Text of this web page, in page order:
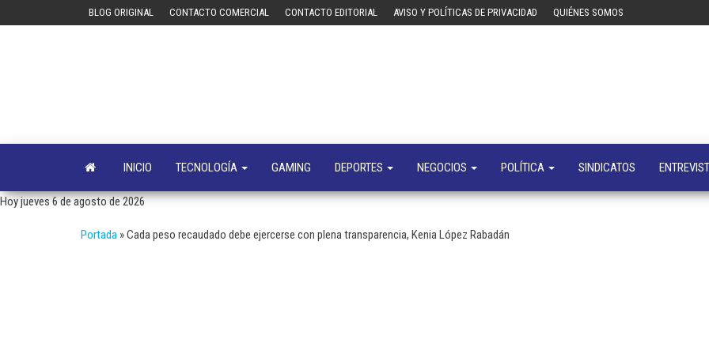
BLOG ORIGINAL CONTACTO COMERCIAL CONTACTO EDITORIAL AVISO Y POLÍTICAS DE PRIVACIDAD QUIÉNES SOMOS
negocios
INICIO TECNOLOGÍA GAMING DEPORTES NEGOCIOS POLÍTICA SINDICATOS
Hoy jueves 6 de agosto de 2026
Portada »Cada peso recaudado debe ejercerse con plena transparencia, Kenia López Rabadán